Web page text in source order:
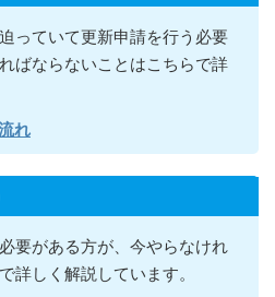
っていて更新申請を行う必要
ばならないこ とはこちらで詳
れ
要がある方が 、今やらなけれ
詳しく解説しています。